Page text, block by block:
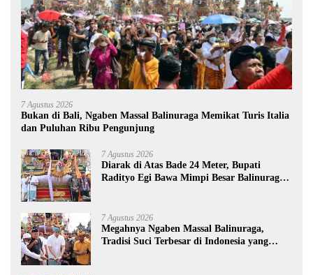
7 Agustus 2026
Bukan di Bali, Ngaben Massal Balinuraga Memikat Turis Italia
dan Puluhan Ribu Pengunjung
7 Agustus 2026
Diarak di Atas Bade 24 Meter, Bupati
Radityo Egi Bawa Mimpi Besar Balinuraga
7 Agustus 2026
Megahnya Ngaben Massal Balinuraga,
Tradisi Suci Terbesar di Indonesia yang